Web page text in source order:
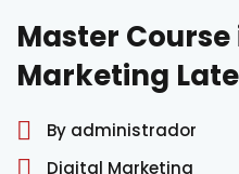
Social
Master
Marketing
By administrador
Digital Marketing